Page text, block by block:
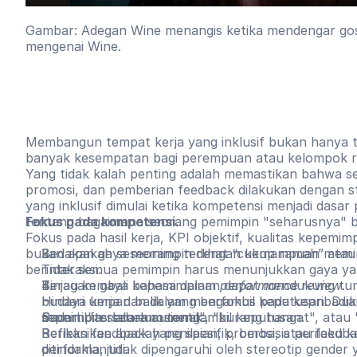
Gambar: Adegan Wine menangis ketika mendengar
mengenai Wine.
Membangun tempat kerja yang inklusif bukan hanya
banyak kesempatan bagi perempuan atau kelompok
Yang tidak kalah penting adalah memastikan bahwa
promosi, dan pemberian feedback dilakukan dengan
yang inklusif dimulai ketika kompetensi menjadi
tentang bagaimana seorang pemimpin "seharusnya"
Fokus pada kompetensi.
Fokus pada hasil kerja, KPI objektif, kualitas
bukan apakah seseorang terlihat “cukup ramah”
berinteraksi.
Bedakan gaya memimpin dengan kemampuan
Tidak semua pemimpin harus menunjukkan gaya
Beragam gaya kepemimpinan dapat mendukung
budaya kerja dan dalam mengambil keputusan.
memimpin secara autentik.
Tinjau kembali bahasa dalamperformance review.
Hindari umpan balik yang berfokus pada
seperti "terlalu emosional", "kurang hangat", atau
Berikan feedback yang spesifik, berbasis perilaku
ditindaklanjuti.
Sadari bias sebelum mengambil keputusan.
Refleksikan apakah penilaian, promosi, atau
performa, tidak dipengaruhi oleh stereotip gender